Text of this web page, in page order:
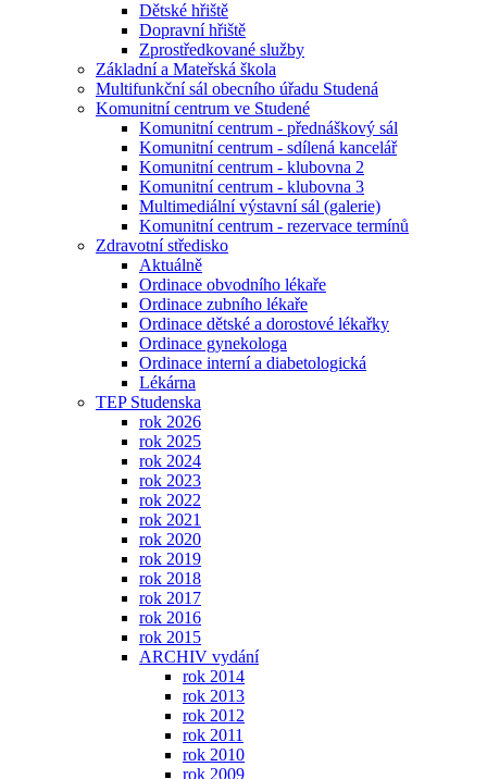
Dětské hřiště
Dopravní hřiště
Zprostředkované služby
Základní a Mateřská škola
Multifunkční sál obecního úřadu Studená
Komunitní centrum ve Studené
Komunitní centrum - přednáškový sál
Komunitní centrum - sdílená kancelář
Komunitní centrum - klubovna 2
Komunitní centrum - klubovna 3
Multimediální výstavní sál (galerie)
Komunitní centrum - rezervace termínů
Zdravotní středisko
Aktuálně
Ordinace obvodního lékaře
Ordinace zubního lékaře
Ordinace dětské a dorostové lékařky
Ordinace gynekologa
Ordinace interní a diabetologická
Lékárna
TEP Studenska
rok 2026
rok 2025
rok 2024
rok 2023
rok 2022
rok 2021
rok 2020
rok 2019
rok 2018
rok 2017
rok 2016
rok 2015
ARCHIV vydání
rok 2014
rok 2013
rok 2012
rok 2011
rok 2010
rok 2009